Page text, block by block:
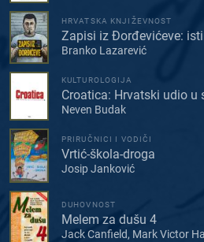
HRVATSKA KNJIŽEVNOST
Zapisi iz Đorđevićeve:
Branko Lazarević
KULTUROLOGIJA
Croatica: Hrvatski udio u
Neven Budak
PRIRUČNICI I VODIČI
Vrtić-škola-droga
Josip Janković
DUHOVNOST
Melem za dušu 4
Jack Canfield, Mark Victor